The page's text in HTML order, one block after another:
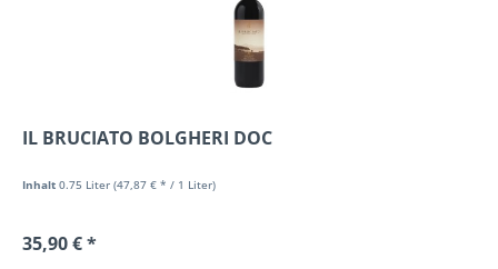
IL BRUCIATO BOLGHERI DOC
Inhalt0.75 Liter(47,87 € * / 1 Liter)
35,90 € *